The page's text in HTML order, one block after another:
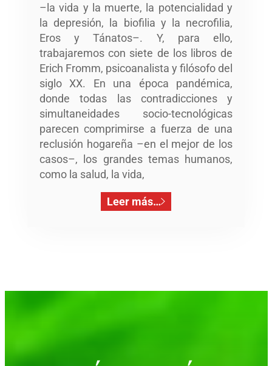
–la vida y la muerte, la potencialidad y
la depresión, la biofilia y la necrofilia,
Eros y Tánatos–. Y, para ello,
trabajaremos con siete de los libros de
Erich Fromm, psicoanalista y filósofo del
siglo XX. En una época pandémica,
donde todas las contradicciones y
simultaneidades socio-tecnológicas
parecen comprimirse a fuerza de una
reclusión hogareña –en el mejor de los
casos–, los grandes temas humanos,
como la salud, la vida,
Leer más…